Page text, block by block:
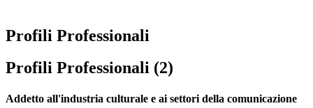
Profili Professionali
Profili Professionali (2)
Addetto all'industria culturale e ai settori della comunicazione